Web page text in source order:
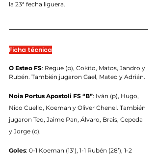
la 23ª fecha liguera.
Ficha técnica
O Esteo FS: Regue (p), Cokito, Matos, Jandro y
Rubén. También jugaron Gael, Mateo y Adrián.
Noia Portus Apostoli FS “B”: Iván (p), Hugo,
Nico Cuello, Koeman y Oliver Chenel. También
jugaron Teo, Jaime Pan, Álvaro, Brais, Cepeda
y Jorge (c).
Goles: 0-1 Koeman (13’), 1-1 Rubén (28’), 1-2